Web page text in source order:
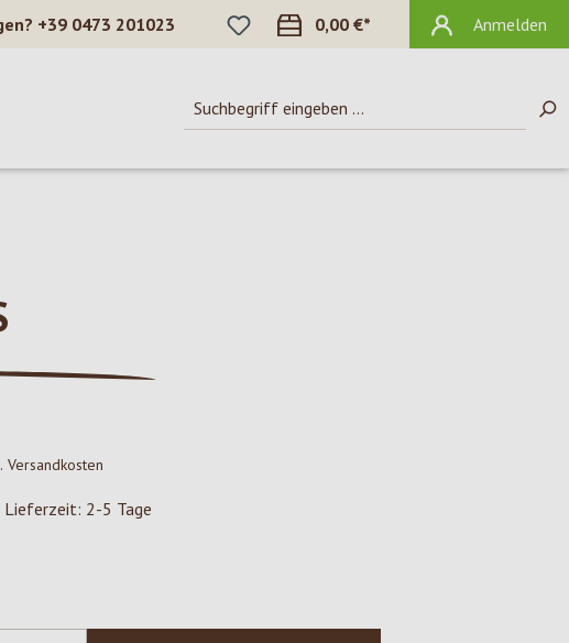
+39 0473 201023
DU HAST 0 PRODUKTE AUF DEM
0,00 €* Anmelden
2-5 Tage